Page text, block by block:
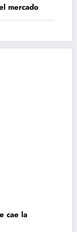
mercado
cae la